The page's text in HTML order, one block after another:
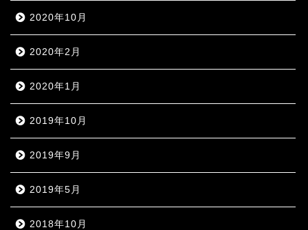
2020年10月
2020年2月
2020年1月
2019年10月
2019年9月
2019年5月
2018年10月